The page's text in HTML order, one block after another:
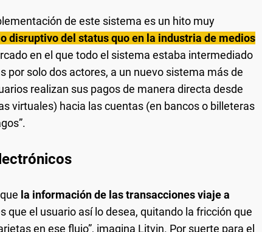
de este sistema es un hito muy
disruptivo del status quo en la industria de medios
en el que todo el sistema estaba intermediado
por solo dos actores, a un nuevo sistema más de
realizan sus pagos de manera directa desde
virtuales) hacia las cuentas (en bancos o billeteras
la información de las transacciones viaje a
que el usuario así lo desea, quitando la fricción que
en ese flujo”, imagina Litvin. Por suerte para el